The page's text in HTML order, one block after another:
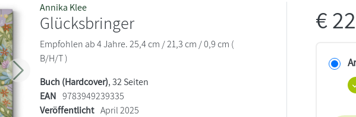
Weiter
Annika Klee
Glücksbringer
Empfohlen ab 4 Jahre. 25,4 cm / 21,3 cm / 0,9 cm (
B/H/T )
Buch (Hardcover), 32 Seiten
EAN 9783949239335
Veröffentlicht April 2025
€